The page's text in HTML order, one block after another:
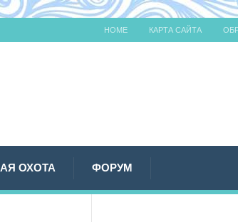
HOME КАРТА САЙТА
ОХОТА ФОРУМ